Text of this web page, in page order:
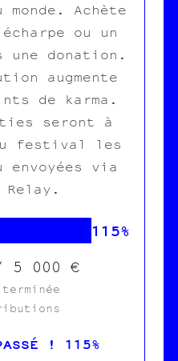
Achète
ou un
donation.
augmente
de karma.
seront à
festival les
envoyées via
Relay.
115%
5 000 €
terminée
! 115%